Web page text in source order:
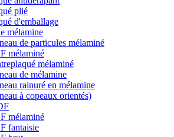
plié
d'emballage
mélamine
de particules mélaminé
mélaminé
mélaminé
de mélamine
rainuré en mélamine
à copeaux orientés)
mélaminé
fantaisie